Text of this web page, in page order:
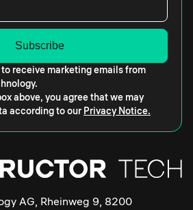
receive marketing emails from
above, you agree that we may
according to our Privacy Notice.
AG, Rheinweg 9, 8200